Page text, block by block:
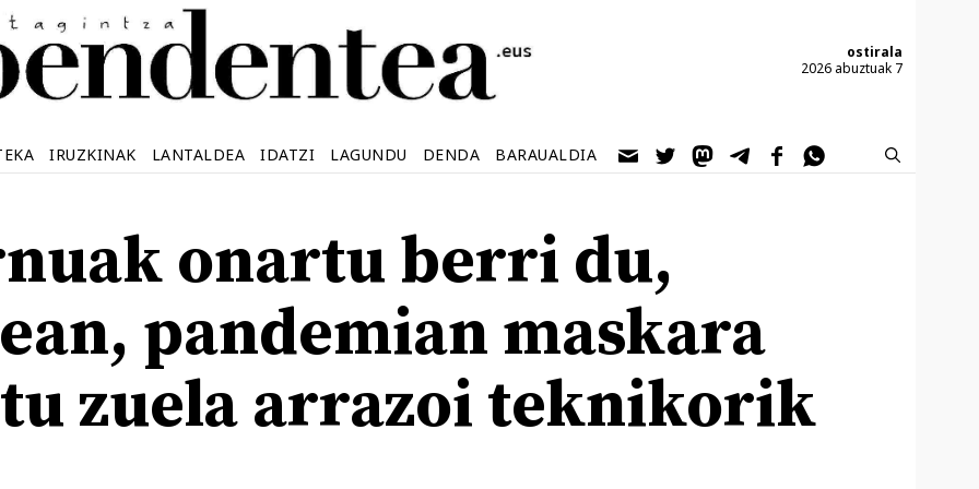
ostirala
2026 abuztuak 7
IRUZKINAK LANTALDEA IDATZI LAGUNDU DENDA BARAUALDIA
onartu berri du,
pandemian maskara
zuela arrazoi teknikorik